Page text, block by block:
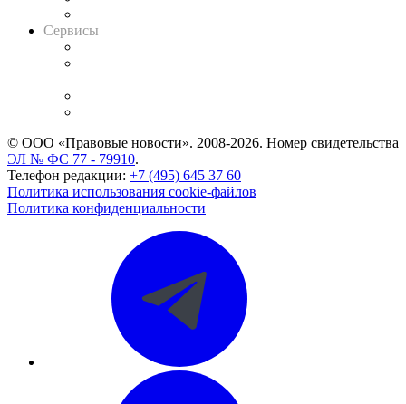
Сервисы
© ООО «Правовые новости». 2008-2026. Номер свидетельства
ЭЛ № ФС 77 - 79910.
Телефон редакции: +7 (495) 645 37 60
Политика использования cookie-файлов
Политика конфиденциальности